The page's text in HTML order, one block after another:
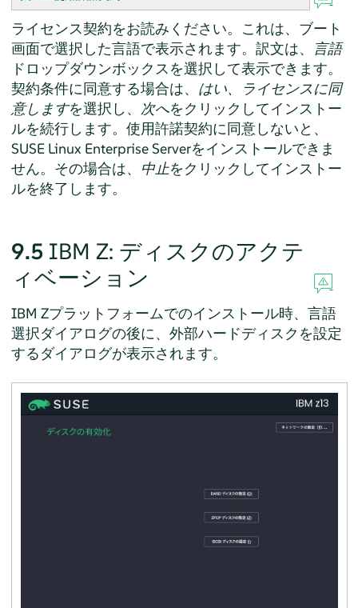
ライセンス契約をお読みください。これは、ブート
画面で選択した言語で表示されます。訳文は、
言語
ドロップダウンボックスを選択して表示できます。
契約条件に同意する場合は、 はい、ライセンスに同
意しますを選択し、 次へをクリックしてインストー
ルを続行します。使用許諾契約に同意しないと、
SUSE Linux Enterprise Serverをインストールできま
せん。その場合は、
中止をクリックしてインストー
ルを終了します。
9.5 IBM Z: ディスクのアクテ
ィベーション
IBM Zプラットフォームでのインストール時、言語
選択ダイアログの後に、外部ハードディスクを設定
するダイアログが表示されます。